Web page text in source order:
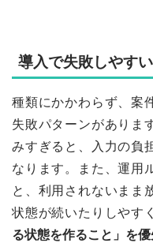
導入で失敗しやす
種類にかかわらず、案
失敗パターンがありま
みすぎると、入力の負
なります。また、運用
と、利用されないまま
状態が続いたりしやす
る状態を作ること」を